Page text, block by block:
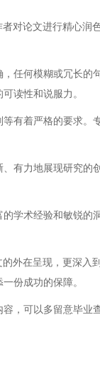
对论文进行精心
任何模糊或冗长
读性和说服力。
有着严格的要求
有力地展现研究
学术经验和敏锐
外在呈现，更深
份成功的保障。
，可以多留意毕业